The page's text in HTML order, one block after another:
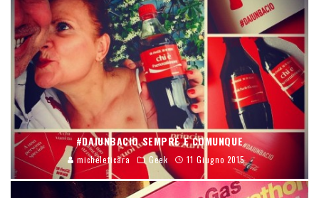
#DAIUNBACIO SEMPRE E COMUNQUE
micheleficara Geek 11 Giugno 2015